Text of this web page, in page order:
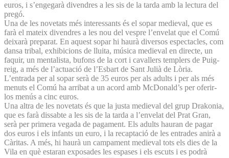
euros, i s’engegarà divendres a les sis de la tarda amb la lectura del
pregó.
Una de les novetats més interessants és el sopar medieval, que es
farà el mateix divendres a les nou del vespre l’envelat que el Comú
deixarà preparat. En aquest sopar hi haurà diversos espectacles, com
dansa tribal, exhibicions de lluita, música medieval en directe, un
faquir, un mentalista, bufons de la cort i cavallers templers de Puig-
reig, a més de l’actuació de l’Esbart de Sant Julià de Lòria.
L’entrada per al sopar serà de 35 euros per als adults i per als més
menuts el Comú ha arribat a un acord amb McDonald’s per oferir-
los menús a cinc euros.
Una altra de les novetats és que la justa medieval del grup Drakonia,
que es farà dissabte a les sis de la tarda a l’envelat del Prat Gran,
serà per primera vegada de pagament. Els adults hauran de pagar
dos euros i els infants un euro, i la recaptació de les entrades anirà a
Càritas. A més, hi haurà un campament medieval tots els dies de la
Vila en què estaran exposades les espases i els escuts i es podrà